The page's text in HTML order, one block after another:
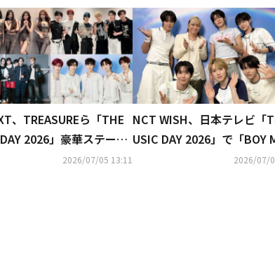
、TREASUREら「THE
2026」豪華ステージ
記念ショットも続々
2026/07/05 13:11
NCT WISH、日本テレビ「
USIC DAY 2026」で「BOY
S GIRL」をテレビ初歌唱！
2026/07/